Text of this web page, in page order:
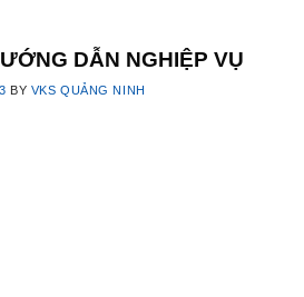
DẪN NGHIỆP VỤ
BY VKS QUẢNG NINH